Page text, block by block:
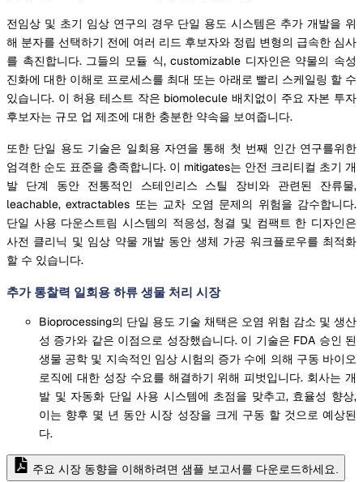
전임상 및 초기 임상 연구의 경우 단일 용도 시스템은 추가 개발을 위
해 분자를 선택하기 전에 여러 리드 후보자와 정립 변형의 급속한 심사
를 촉진합니다. 그들의 모듈 식, customizable 디자인은 약물의 속성
진화에 대한 이해로 프로세스를 최대 또는 아래로 빨리 스케일링 할 수
있습니다. 이 허용 테스트 작은 biomolecule 배치없이 주요 자본 투자
후보자는 규모 업 제조에 대한 충분한 약속을 보여줍니다.
또한 단일 용도 기술은 일회용 자연을 통해 첫 번째 인간 연구를위한
엄격한 순도 표준을 충족합니다. 이 mitigates는 안전 크리티컬 초기 개
발 단계 동안 전통적인 스테인리스 스틸 장비와 관련된 잔류물,
leachable, extractables 또는 교차 오염 문제의 위험을 감수합니다.
단일 사용 다운스트림 시스템의 적응성, 청결 및 컴팩트 한 디자인은
사전 클리닉 및 임상 약물 개발 동안 생체 가공 워크플로우를 최적화
할 수 있습니다.
추가 통찰력 일회용 하류 생물 처리 시장
Bioprocessing의 단일 용도 기술 채택은 오염 위험 감소 및 생산
성 증가와 같은 이점으로 성장했습니다. 이 기술은 FDA 승인 된
생물 공학 및 지속적인 임상 시험의 증가 수에 의해 구동 바이오
로직에 대한 성장 수요를 해결하기 위해 피벗입니다. 회사는 개
발 및 자동화 단일 사용 시스템에 초점을 맞추고, 효율성 향상,
이는 향후 몇 년 동안 시장 성장을 크게 구동 할 것으로 예상된
다.
주요 시장 동향을 이해하려면 샘플 보고서를 다운로드하세요.